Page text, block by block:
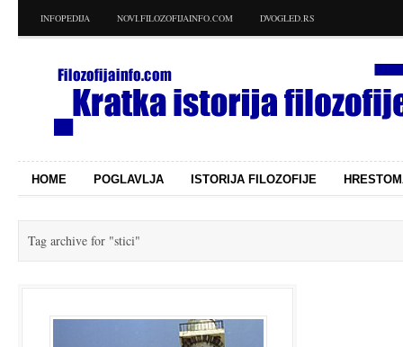
INFOPEDIJA NOVI.FILOZOFIJAINFO.COM DVOGLED.RS
HOME POGLAVLJA ISTORIJA FILOZOFIJE
Tag archive for "stici"